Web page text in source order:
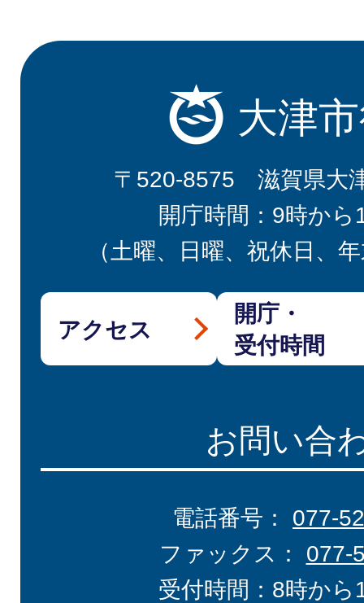
大津
〒520-8575 滋賀県大
開庁時間：9時から
（土曜、日曜、祝休日、
アクセス
開庁・
受付時間
お問い合
電話番号： 077-
ファックス： 077-
受付時間：8時から